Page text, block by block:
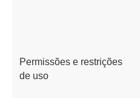
Permissões e restrições
de uso